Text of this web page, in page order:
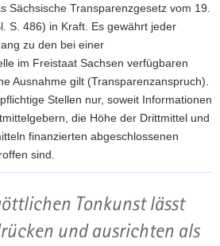
Sächsische Transparenzgesetz vom 19.
S. 486) in Kraft. Es gewährt jeder
zu den bei einer
im Freistaat Sachsen verfügbaren
Ausnahme gilt (Transparenzanspruch).
Stellen nur, soweit Informationen
die Höhe der Drittmittel und
finanzierten abgeschlossenen
sind.
Tonkunst lässt
und ausrichten als